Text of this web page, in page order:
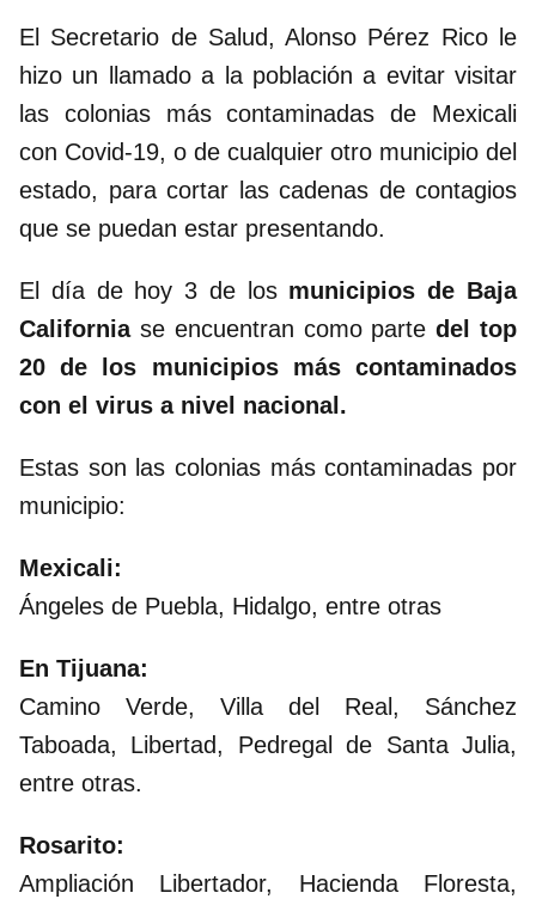
El Secretario de Salud, Alonso Pérez Rico le
hizo un llamado a la población a evitar visitar
las colonias más contaminadas de Mexicali
con Covid-19, o de cualquier otro municipio del
estado, para cortar las cadenas de contagios
que se puedan estar presentando.
El día de hoy 3 de los municipios de Baja
Californiase encuentran como partedel top
20 de los municipios más contaminados
con el virus a nivel nacional.
Estas son las colonias más contaminadas por
municipio:
Mexicali:
Ángeles de Puebla, Hidalgo, entre otras
En Tijuana:
Camino Verde, Villa del Real, Sánchez
Taboada, Libertad, Pedregal de Santa Julia,
entre otras.
Rosarito:
Ampliación Libertador, Hacienda Floresta,